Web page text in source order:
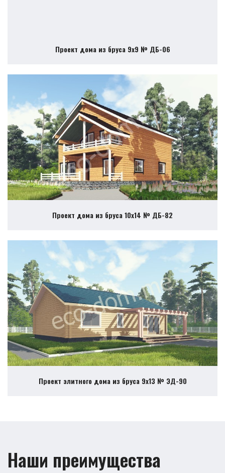
Проект дома из бруса 9х9 № ДБ-06
Проект дома из бруса 10х14 № ДБ-82
Проект элитного дома из бруса 9х13 № ЭД-90
Наши преимущества